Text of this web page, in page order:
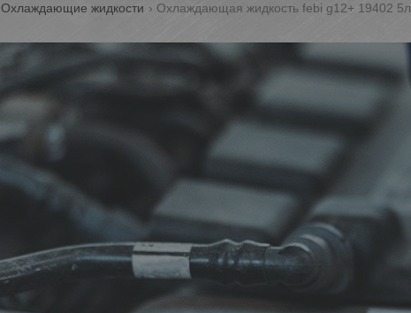
Охлаждающие жидкости Охлаждающая жидкость febi g12+ 19402 5л